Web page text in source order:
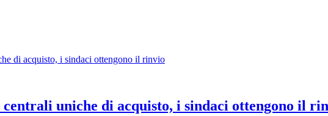
centrali uniche di acquisto, i sindaci ottengono il